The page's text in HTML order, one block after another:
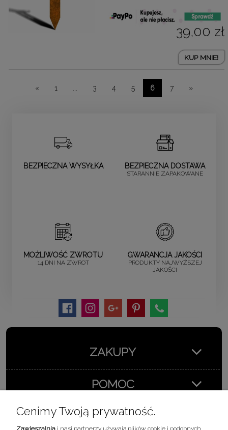
39,00 zł
KUP MNIE!
« 1 ... 3 4 5 6 7 »
BEZPIECZNA WYSYŁKA BEZPIECZNA DOSTAWA
STARANNIE ZAPAKOWANE
MOŻLIWOŚĆ ZWROTU
14 DNI NA ZWROT
GWARANCJA JAKOŚCI
PRODUKTY NAJWYŻSZEJ
JAKOŚCI
ZAKUPY
POMOC
MOJE KONTO
Cenimy Twoją prywatność.